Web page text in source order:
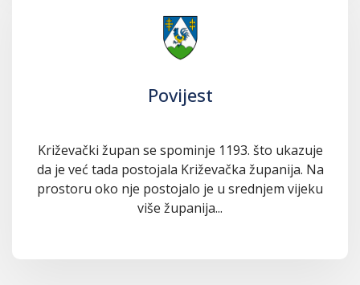
Povijest
Križevački župan se spominje 1193. što ukazuje
da je već tada postojala Križevačka županija. Na
prostoru oko nje postojalo je u srednjem vijeku
više županija...